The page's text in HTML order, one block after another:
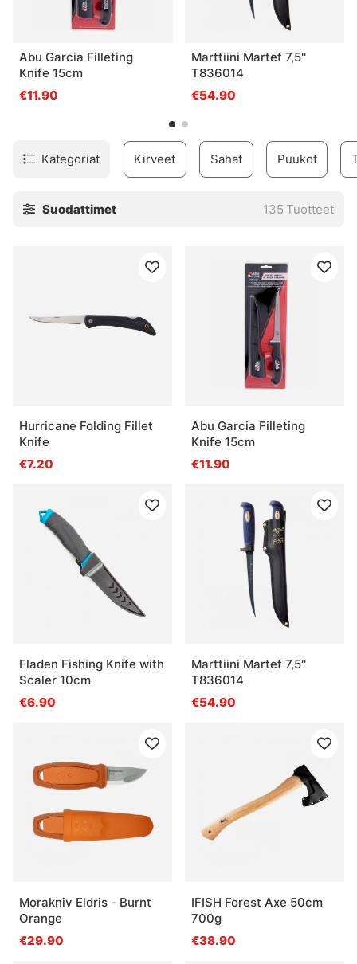
Abu Garcia Filleting
Knife 15cm
€11.90
Marttiini Martef 7,5''
T836014
€54.90
Kategoriat Kirveet Sahat Puukot
Suodattimet 135 Tuotteet
Hurricane Folding Fillet
Knife
€7.20
Abu Garcia Filleting
Knife 15cm
€11.90
Fladen Fishing Knife with
Scaler 10cm
€6.90
Marttiini Martef 7,5''
T836014
€54.90
Morakniv Eldris - Burnt
Orange
€29.90
IFISH Forest Axe 50cm
700g
€38.90